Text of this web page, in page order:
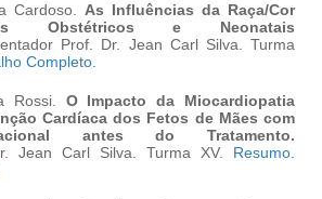
Cardoso. As Influências da Raça/Cor
Obstétricos e Neonatais
Prof. Dr. Jean Carl Silva. Turma
Completo.
Rossi. O Impacto da Miocardiopatia
Cardíaca dos Fetos de Mães com
antes do Tratamento.
Jean Carl Silva. Turma XV. Resumo.